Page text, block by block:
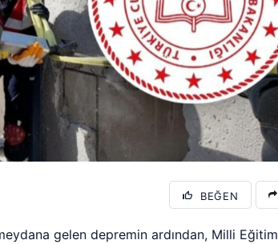
BEĞEN
gelen depremin ardından, Milli Eğitim